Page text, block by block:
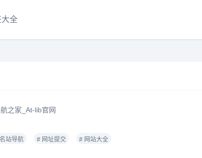
全
之家_At-lib官网
站导航 # 网址提交 # 网站大全